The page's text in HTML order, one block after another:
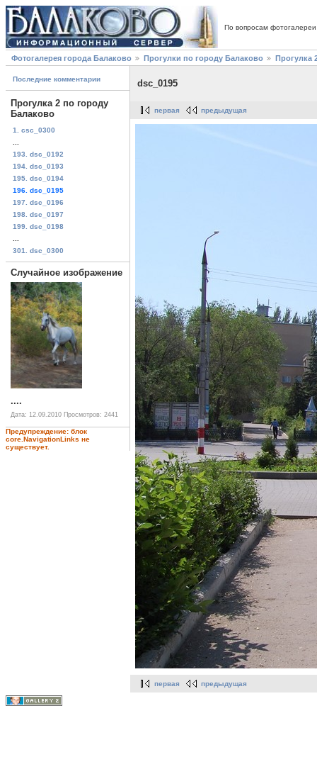
По вопросам
Фотогалерея города Балаково Прогулки по городу Балаково Прогулка
Последние комментарии
Прогулка 2 по городу
Балаково
1. csc_0300
193. dsc_0192
194. dsc_0193
195. dsc_0194
196. dsc_0195
197. dsc_0196
198. dsc_0197
199. dsc_0198
301. dsc_0300
Случайное изображение
....
Дата: 12.09.2010 Просмотров: 2441
Предупреждение: блок
core.NavigationLinks не
существует.
dsc_0195
первая предыдущая
первая предыдущая